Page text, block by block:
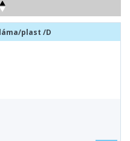
plast /D